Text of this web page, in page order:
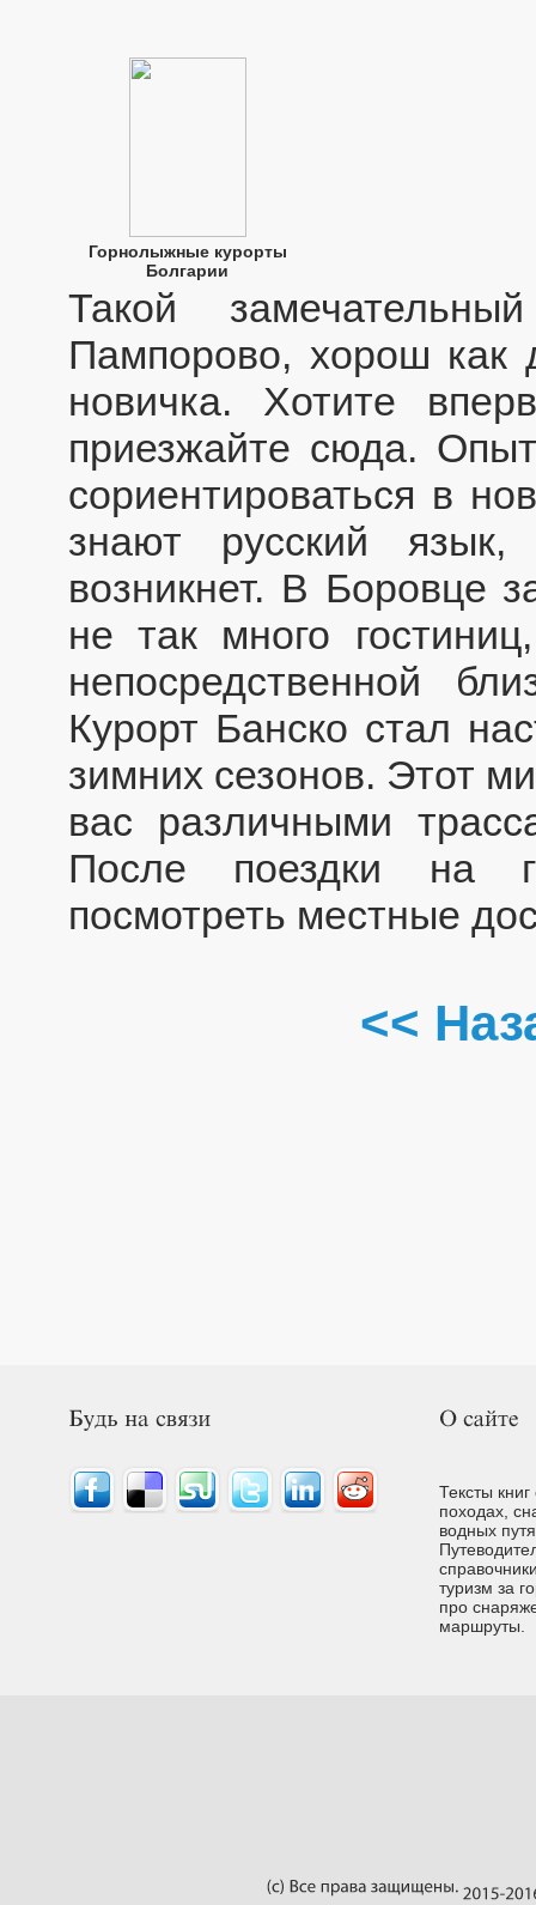
Горнолыжные курорты
Болгарии
Такой
Пампорово, хорош как
новичка. Хотите
приезжайте сюда.
сориентироваться в
знают русский
возникнет. В Боровце
не так много
непосредственной
Курорт Банско стал
зимних сезонов. Этот
вас различными
После поездки на
посмотреть местные
<<
Тексты
походах,
водных
туризм за
про
маршруты.